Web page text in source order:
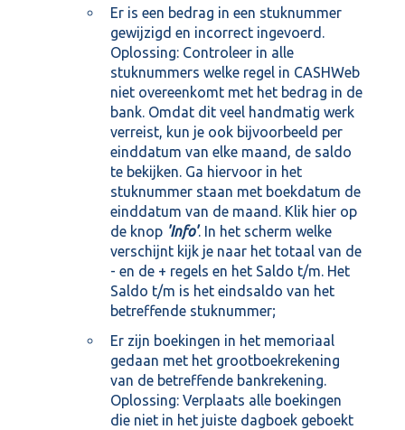
Er is een bedrag in een stuknummer
gewijzigd en incorrect ingevoerd.
Oplossing: Controleer in alle
stuknummers welke regel in CASHWeb
niet overeenkomt met het bedrag in de
bank. Omdat dit veel handmatig werk
verreist, kun je ook bijvoorbeeld per
einddatum van elke maand, de saldo
te bekijken. Ga hiervoor in het
stuknummer staan met boekdatum de
einddatum van de maand. Klik hier op
de knop 'Info'. In het scherm welke
verschijnt kijk je naar het totaal van de
- en de + regels en het Saldo t/m. Het
Saldo t/m is het eindsaldo van het
betreffende stuknummer;
Er zijn boekingen in het memoriaal
gedaan met het grootboekrekening
van de betreffende bankrekening.
Oplossing: Verplaats alle boekingen
die niet in het juiste dagboek geboekt